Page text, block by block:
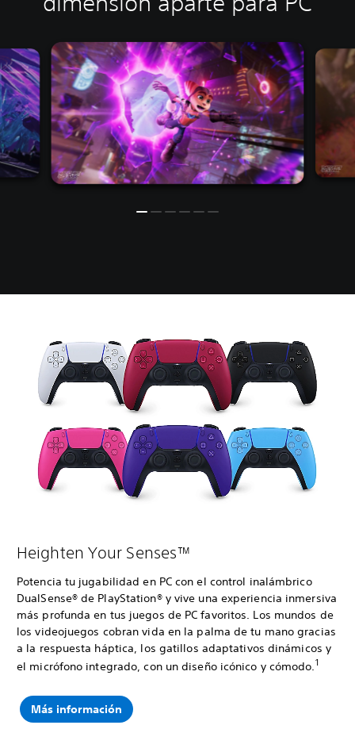
Heighten Your Senses™
Potencia tu jugabilidad en PC con el control inalámbrico
DualSense® de PlayStation® y vive una experiencia inmersiva
más profunda en tus juegos de PC favoritos. Los mundos de
los videojuegos cobran vida en la palma de tu mano gracias
a la respuesta háptica, los gatillos adaptativos dinámicos y
el micrófono integrado, con un diseño icónico y cómodo. 1
Más información